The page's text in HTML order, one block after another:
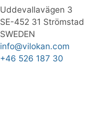
Uddevallavägen 3
SE-452 31 Strömstad
SWEDEN
info@vilokan.com
+46 526 187 30